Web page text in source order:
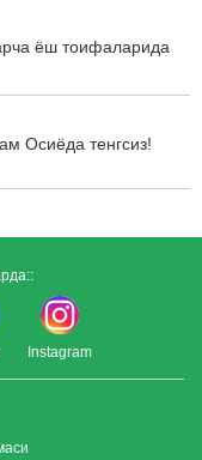
ёш тоифаларида
Осиёда тенгсиз!
Instagram